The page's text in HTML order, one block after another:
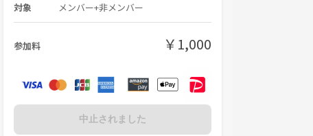
対象 メンバー+非メンバー
参加料 ￥1,000
中止されました